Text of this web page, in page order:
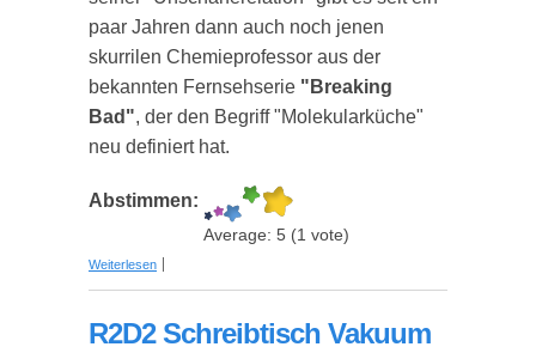
paar Jahren dann auch noch jenen
skurrilen Chemieprofessor aus der
bekannten Fernsehserie "Breaking
Bad", der den Begriff "Molekularküche"
neu definiert hat.
Abstimmen:
Average: 5 (1 vote)
Weiterlesen über Heisenberg Schneidebrett "Let`s Cook!" -
R2D2 Schreibtisch Vakuum